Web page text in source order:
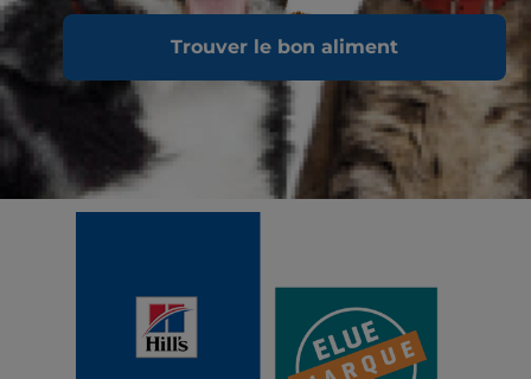
Trouver le bon aliment